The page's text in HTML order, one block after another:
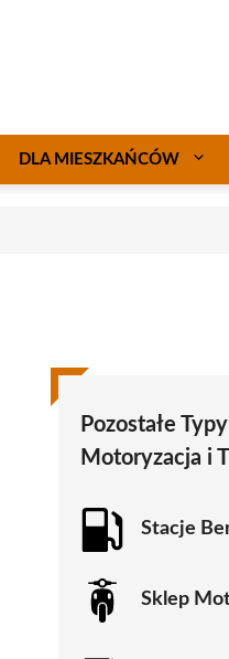
DLA MIESZKAŃCÓW
Pozostałe
Motoryzacja i
Stacje
Sklep